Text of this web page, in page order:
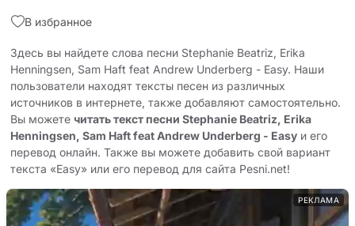
В избранное
Здесь вы найдете слова песни Stephanie Beatriz, Erika
Henningsen, Sam Haft feat Andrew Underberg - Easy. Наши
пользователи находят тексты песен из различных
источников в интернете, также добавляют самостоятельно.
Вы можете читать текст песни Stephanie Beatriz, Erika
Henningsen, Sam Haft feat Andrew Underberg - Easy и его
перевод онлайн. Также вы можете добавить свой вариант
текста «Easy» или его перевод для сайта Pesni.net!
РЕКЛАМА